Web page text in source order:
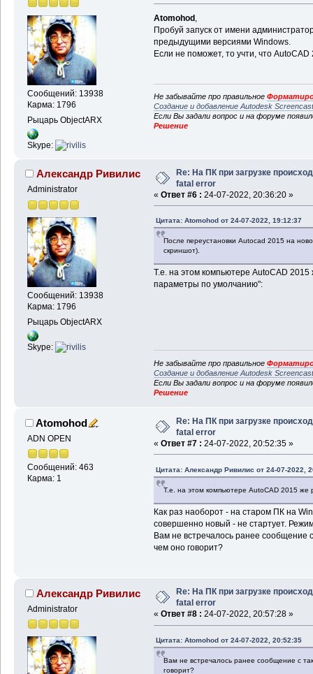
Сообщений: 13938
Карма: 1796
Рыцарь ObjectARX
Skype:
Atomohod ,
Пробуй запуск от имени
предыдущими версиями Windows.
Если не поможет, то учти, что
Не забывайте про правильное
Создание и добавление Autodesk
Если Вы задали вопрос и на форуме
Решение
Александр Ривилис
Administrator
Сообщений: 13938
Карма: 1796
Рыцарь ObjectARX
Skype:
Re: На ПК при загрузке
fatal error
« Ответ #6 : 24-07-2022, 20:36:20 »
Цитата: Atomohod от 24-07-2022, 19:12:37
После переустановки Autocad 2015 на
скриншот).
Т.е. на этом компьютере AutoCAD 2015
параметры по умолчанию":
Не забывайте про правильное
Создание и добавление Autodesk
Если Вы задали вопрос и на форуме
Решение
Atomohod
ADN OPEN
Сообщений: 463
Карма: 1
Re: На ПК при загрузке
fatal error
« Ответ #7 : 24-07-2022, 20:52:35 »
Цитата: Александр Ривилис от 24-07-2022,
Т.е. на этом компьютере AutoCAD 2015 же
Как раз наоборот - на старом ПК на
совершенно новый - не стартует.
Вам не встречалось ранее сообщение
чем оно говорит?
Александр Ривилис
Administrator
Re: На ПК при загрузке
fatal error
« Ответ #8 : 24-07-2022, 20:57:28 »
Цитата: Atomohod от 24-07-2022, 20:52:35
Вам не встречалось ранее сообщение с
говорит?